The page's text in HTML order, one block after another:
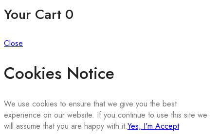
Your Cart 0
Close
Cookies Notice
We use cookies to ensure that we give you the best
experience on our website. If you continue to use this site we
will assume that you are happy with it.Yes, I'm Accept